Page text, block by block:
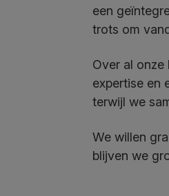
een
trots om
Over al
expertise en
terwijl we
We willen
blijven we